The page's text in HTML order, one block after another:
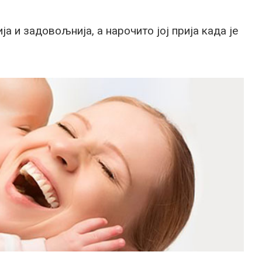
и задовољнија, а нарочито јој прија када је